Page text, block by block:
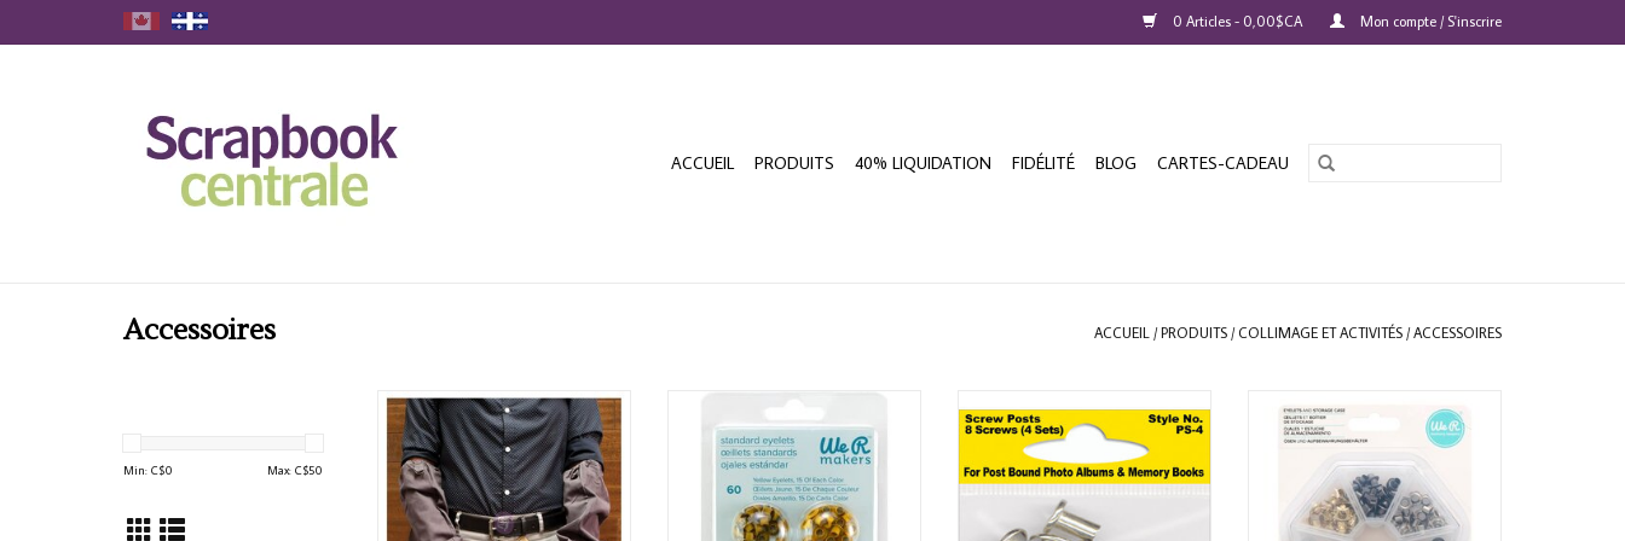
0 Articles - 0,00$CA Mon compte / S'inscrire
ACCUEIL PRODUITS 40% LIQUIDATION FIDÉLITÉ BLOG CARTES-CADEAU
Accessoires ACCUEIL /PRODUITS / COLLIMAGE ET ACTIVITÉS /ACCESSOIRES
Min: C$0 Max: C$50
PRIMA FINNABAIR ART SLEEVES
AJOUTER AU PANIER
WE R MAKERS YELLOW STANDARD
EYELETS 60/PACK
AJOUTER AU PANIER
AJOUTER AU PANIER
EYELETS WITH STORAGE CASE
AJOUTER AU PANIER